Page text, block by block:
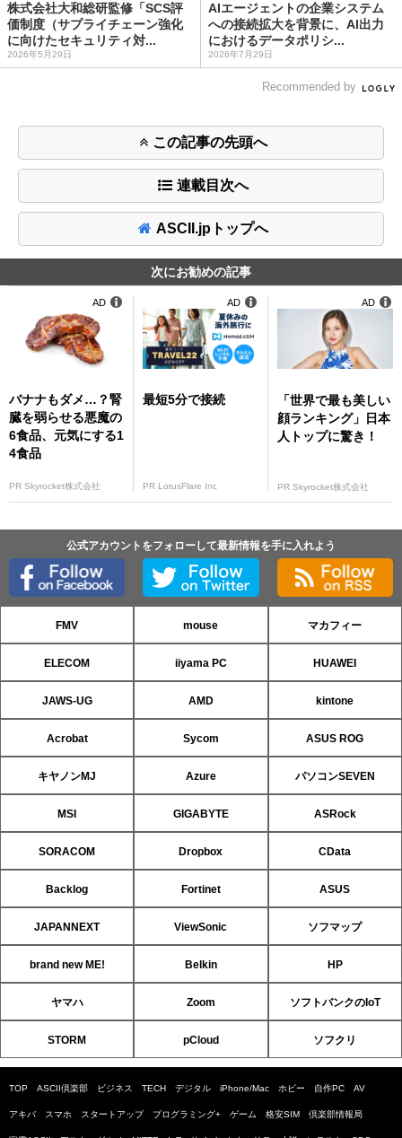
株式会社大和総研監修「SCS評
価制度（サプライチェーン強化
に向けたセキュリティ対...
2026年5月29日
AIエージェントの企業システム
への接続拡大を背景に、AI出力
におけるデータポリシ...
2026年7月29日
Recommended by
この記事の先頭へ
連載目次へ
ASCII.jpトップへ
次にお勧めの記事
バナナもダメ…？腎
臓を弱らせる悪魔の
6食品、元気にする1
4食品
PR Skyrocket株式会社
AD
最短5分で接続
PR LotusFlare Inc
AD
「世界で最も美しい
顔ランキング」日本
人トップに驚き！
PR Skyrocket株式会社
AD
公式アカウントをフォローして最新情報を手に入れよう
FMV mouse マカフィー
ELECOM iiyama PC HUAWEI
JAWS-UG AMD kintone
Acrobat Sycom ASUS ROG
キヤノンMJ Azure パソコンSEVEN
MSI GIGABYTE ASRock
SORACOM Dropbox CData
Backlog Fortinet ASUS
JAPANNEXT ViewSonic ソフマップ
brand new ME! Belkin HP
ヤマハ Zoom ソフトバンクのIoT
STORM pCloud ソフクリ
TOP ASCII倶楽部 ビジネス TECH デジタル iPhone/Mac ホビー 自作PC AV
アキバ スマホ スタートアップ プログラミング+ ゲーム 格安SIM 倶楽部情報局